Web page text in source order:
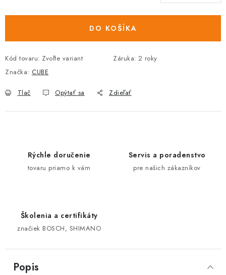
DO KOŠÍKA
Kód tovaru: Zvoľte variant Záruka: 2 roky
Značka: CUBE
Tlač Opýtať sa Zdieľať
Rýchle doručenie
tovaru priamo k vám
Servis a poradenstvo
pre našich zákazníkov
Školenia a certifikáty
značiek BOSCH, SHIMANO
Popis